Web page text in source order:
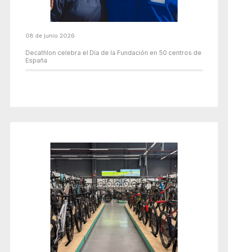
08 de junio 2026
Decathlon celebra el Día de la Fundación en 50 centros de
España